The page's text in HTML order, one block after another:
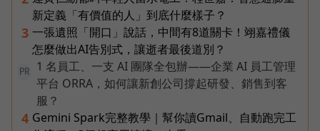
新定義「有價值的人」到底什麼樣子？
3 一張遺照「開口」說話，中間有8道關卡！翊嘉禮儀
怎麼做出AI告別式，讓逝者最後道別？
PR
1 名員工、一支 AI 團隊全包辦——企業 AI 員工管理
平台 ORRA，如何讓新創公司撐起研發、銷售到客
服？
4 Gemini Spark完整教學｜幫你讀Gmail、自動跑完工